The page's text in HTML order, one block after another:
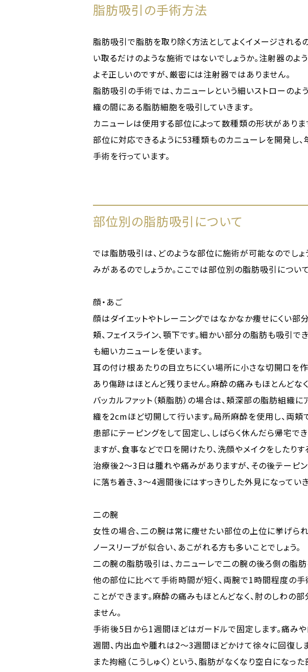
脂肪吸引の手術方法
脂肪吸引で脂肪を取り除く方法としてよくイメージされる
い取るだけのような施術ではないでしょうか。注射器の
よそ正しいのですが、厳密には注射器ではありません。
脂肪吸引の手術では、カニューレという細いストローのよ
織の間にある脂肪細胞を吸引していきます。
カニューレは使用する部位によって数種類の形状がありま
部位に対応できるように53種類ものカニューレを開発し
手術を行っています。
部位別の脂肪吸引について
では脂肪吸引は、どのような部位に施術が可能なのでしょ
みがあるのでしょうか。ここでは部位別の脂肪吸引につい
顔・あご
顔はダイエットやトレーニングではなかなか痩せにくい部
頬、フェイスライン、顎下です。細かい部分の脂肪も吸引
も細いカニューレを使います。
耳の付け根あたりの目立ちにくい場所に小さな切開口を
あり傷跡はほとんど残りません。麻酔の痛みもほとんどな
バッカルファット（頬脂肪）の場合は、頬深部の脂肪組織
織を2cmほど切開して行います。局所麻酔を使用し、両頬
患部にテーピングをして固定し、しばらく休んだら帰宅で
ますが、食事などで口を開けたり、洗顔やメイクをしたりす
治療後2～3日は腫れや痛みがありますが、その後テーピ
に落ち着き、3～4週間後にはすっきりした外見になっていき
二の腕
女性の場合、二の腕は常に痩せたい部位の上位に挙げら
ノースリーブが似合い、あこがれる方も多いことでしょう。
二の腕の脂肪吸引は、カニューレで二の腕の後ろ側の脂
他の部位に比べて手術時間が短く、両腕で1時間程度の手
ことができます。麻酔の痛みもほとんどなく、肘のしわの
ません。
手術後5日から1週間ほどはガードルで固定します。痛み
週間、内出血や腫れは2～3週間ほどかけて徐々に回復しま
また拘縮（こうしゅく）という、脂肪がなくなり空白になっ